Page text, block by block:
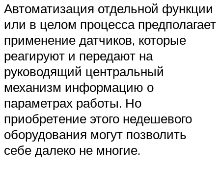
Автоматизация отдельной функции
или в целом процесса предполагает
применение датчиков, которые
реагируют и передают на
руководящий центральный
механизм информацию о
параметрах работы. Но
приобретение этого недешевого
оборудования могут позволить
себе далеко не многие.